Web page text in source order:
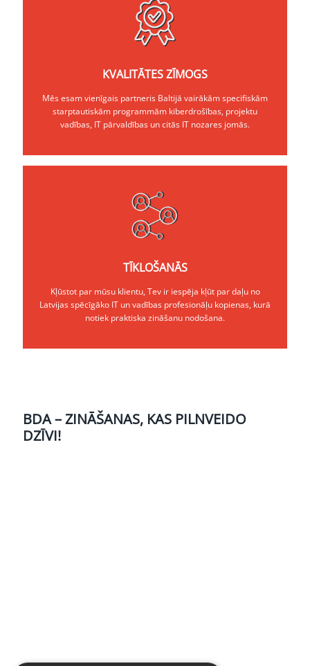
KVALITĀTES ZĪMOGS
Mēs esam vienīgais partneris Baltijā vairākām specifiskām
starptautiskām programmām kiberdrošības, projektu
vadības, IT pārvaldības un citās IT nozares jomās.
TĪKLOŠANĀS
Kļūstot par mūsu klientu, Tev ir iespēja kļūt par daļu no
Latvijas spēcīgāko IT un vadības profesionāļu kopienas, kurā
notiek praktiska zināšanu nodošana.
BDA – ZINĀŠANAS, KAS PILNVEIDO
DZĪVI!